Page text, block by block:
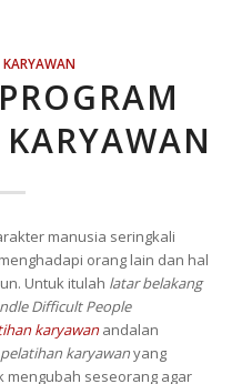
manusia seringkali
orang lain dan hal
Untuk itulah latar belakang
Difficult People
karyawanandalan
karyawanyang
mengubah seseorang agar